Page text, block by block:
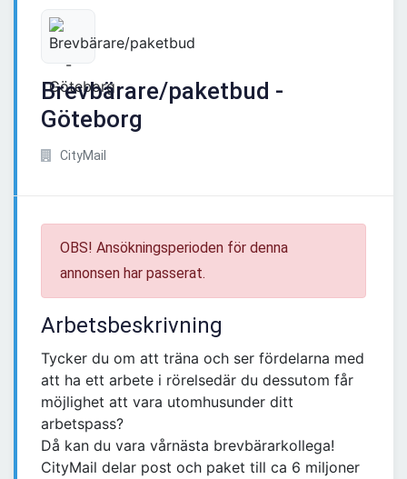
Brevbärare/paketbud -
Göteborg
CityMail
OBS! Ansökningsperioden för denna
annonsen har passerat.
Arbetsbeskrivning
Tycker du om att träna och ser fördelarna med
att ha ett arbete i rörelsedär du dessutom får
möjlighet att vara utomhusunder ditt
arbetspass?
Då kan du vara vårnästa brevbärarkollega!
CityMail delar post och paket till ca 6 miljoner